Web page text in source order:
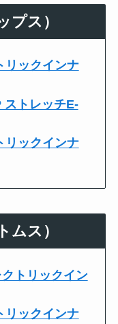
プス）
リックインナ
ストレッチE-
リックインナ
ムス）
トリックイン
リックインナ